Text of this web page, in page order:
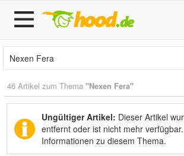
46 Artikel zum Thema "Nexen Fera"
Ungültiger Artikel: Dieser Artikel
entfernt oder ist nicht mehr verfügbar.
Informationen zu diesem Thema.